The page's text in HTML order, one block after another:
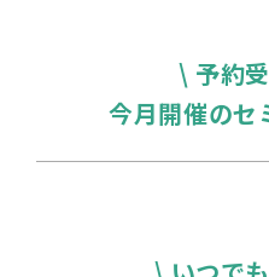
\ 予約
今月開催のセ